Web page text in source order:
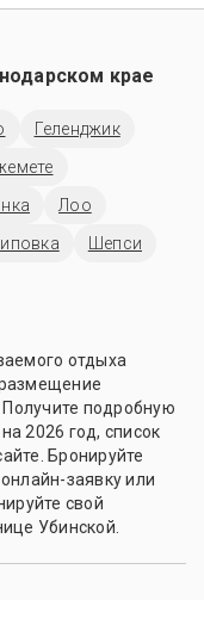
крае
Геленджик
Лоо
Шепси
отдыха
Получите подробную
2026 год, список
Бронируйте
заявку или
свой
Убинской.